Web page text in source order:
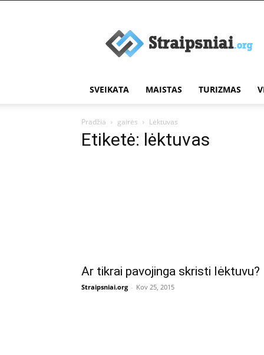
straipsniai
SVEIKATA MAISTAS TURIZMAS
Pradžia gairės Lėktuvas
Etiketė: lėktuvas
Ar tikrai pavojinga skristi lėktuvu?
Straipsniai.org - Kov 25, 2015